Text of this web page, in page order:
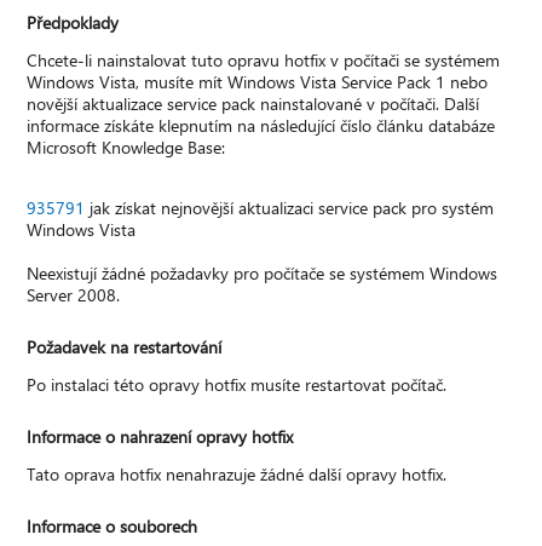
Předpoklady
Chcete-li nainstalovat tuto opravu hotfix v počítači se systémem
Windows Vista, musíte mít Windows Vista Service Pack 1 nebo
novější aktualizace service pack nainstalované v počítači. Další
informace získáte klepnutím na následující číslo článku databáze
Microsoft Knowledge Base:
935791 jak získat nejnovější aktualizaci service pack pro systém
Windows Vista
Neexistují žádné požadavky pro počítače se systémem Windows
Server 2008.
Požadavek na restartování
Po instalaci této opravy hotfix musíte restartovat počítač.
Informace o nahrazení opravy hotfix
Tato oprava hotfix nenahrazuje žádné další opravy hotfix.
Informace o souborech